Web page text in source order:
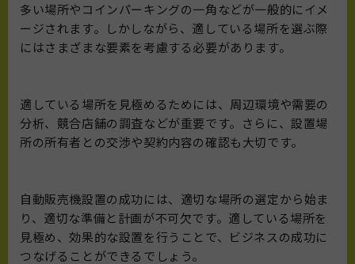
多い場所やコインパーキングの一角などが一般的にイメ
ージされます。しかしながら、適している場所を選ぶ際
にはさまざまな要素を考慮する必要があります。
適している場所を見極めるためには、周辺環境や需要の
分析、競合店舗の調査などが重要です。さらに、設置場
所の所有者との交渉や契約内容の確認も大切です。
自動販売機設置の成功には、適切な場所の選定から始ま
り、適切な準備と計画が不可欠です。適している場所を
見極め、効果的な設置を行うことで、ビジネスの成功に
つなげることができるでしょう。